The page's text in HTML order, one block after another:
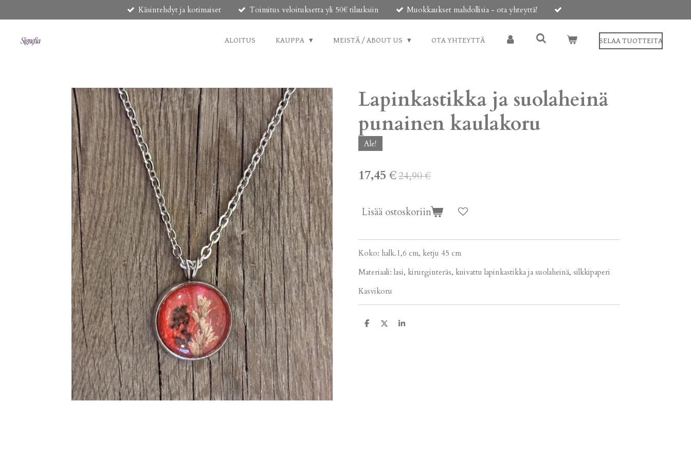
pääsisältöön
Käsintehdyt ja kotimaiset Toimitus veloituksetta yli 50€ tilauksiin Muokkaukset mahdollisia - ota yhteyttä!
ALOITUS KAUPPA MEISTÄ / ABOUT US OTA YHTEYTTÄ SELAA TUOTTEITA
Lapinkastikka ja suolaheinä
punainen kaulakoru
Ale!
17,45 €24,90 €
Lisää ostoskoriin
Koko: halk.1,6 cm, ketju 45 cm
Materiaali: lasi, kirurginteräs, kuivattu lapinkastikka ja suolaheinä, silkkipaperi
Kasvikoru
J
J
J